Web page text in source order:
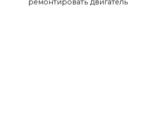
ремонтировать двигатель